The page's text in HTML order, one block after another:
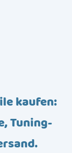
kaufen:
Tuning-